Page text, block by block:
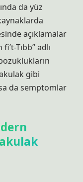
da yüz
açıklamalar
Tıbb” adlı
gibi
da semptomlar